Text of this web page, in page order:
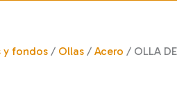
y fondos / Ollas / Acero / OLLA